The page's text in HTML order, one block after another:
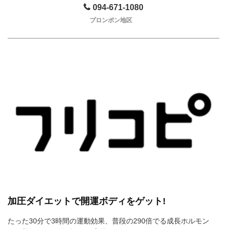
094-671-1080
プロンポン地区
加圧ダイエットで開運ボディをゲット!
たった30分で3時間の運動効果、普段の290倍でる成長ホルモン